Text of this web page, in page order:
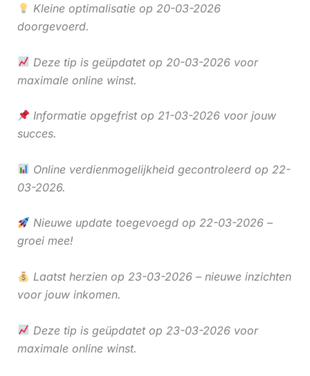
Kleine optimalisatie op 20-03-2026
doorgevoerd.
Deze tip is geüpdatet op 20-03-2026 voor
maximale online winst.
Informatie opgefrist op 21-03-2026 voor jouw
succes.
Online verdienmogelijkheid gecontroleerd op 22-
03-2026.
Nieuwe update toegevoegd op 22-03-2026 –
groei mee!
Laatst herzien op 23-03-2026 – nieuwe inzichten
voor jouw inkomen.
Deze tip is geüpdatet op 23-03-2026 voor
maximale online winst.